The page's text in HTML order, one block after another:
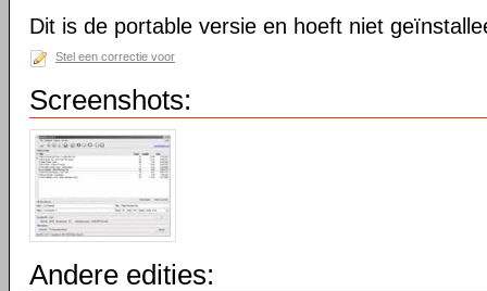
Dit is de portable versie en hoeft niet
Stel een correctie voor
Screenshots:
Andere edities: